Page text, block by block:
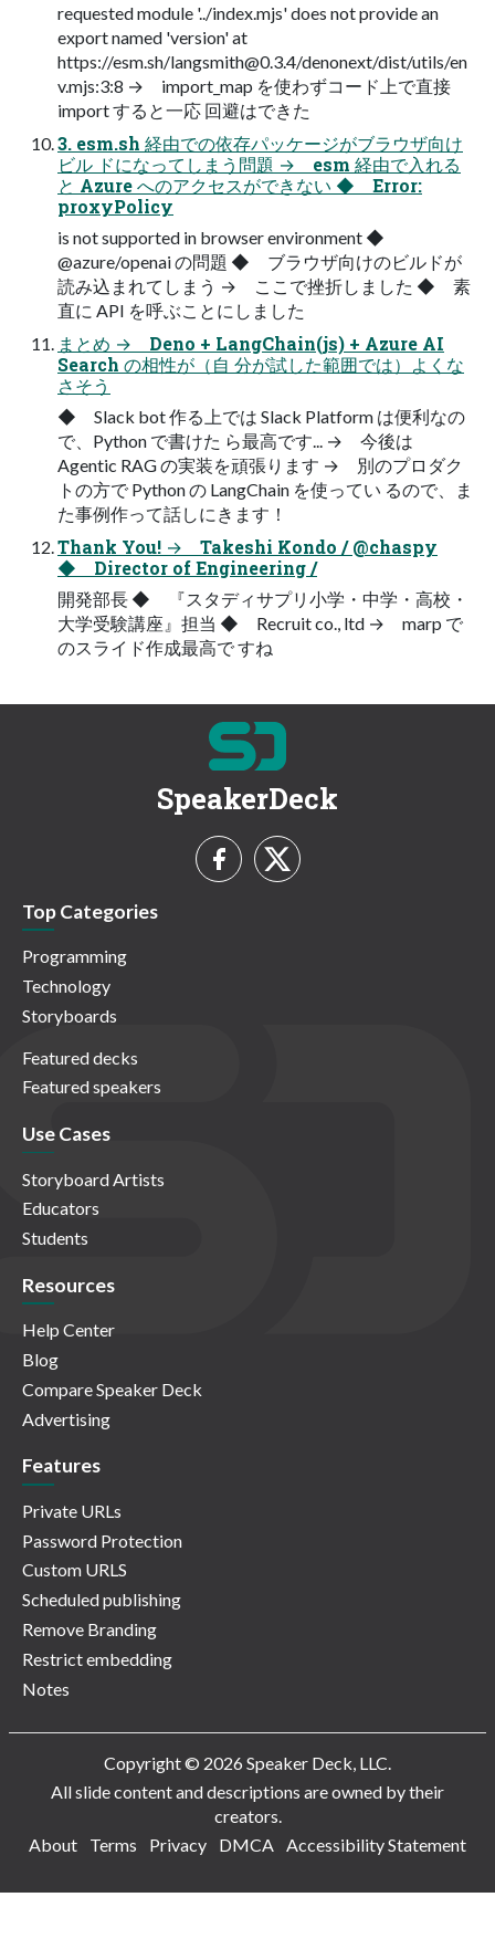
requested module '../index.mjs' does not provide an
export named 'version' at
https://esm.sh/langsmith@0.3.4/denonext/dist/utils/en
v.mjs:3:8 → import_map を使わずコード上で直接
import すると一応 回避はできた
3. esm.sh 経由での依存パッケージがブラウザ向け
ビル ドになってしまう問題 → esm 経由で入れる
と Azure へのアクセスができない ◆ Error:
proxyPolicy
is not supported in browser environment ◆
@azure/openai の問題 ◆ ブラウザ向けのビルドが
読み込まれてしまう → ここで挫折しました ◆ 素
直に API を呼ぶことにしました
まとめ → Deno + LangChain(js) + Azure AI
Search の相性が（自 分が試した範囲では）よくな
さそう
◆ Slack bot 作る上では Slack Platform は便利なの
で、Python で書けた ら最高です... → 今後は
Agentic RAG の実装を頑張ります → 別のプロダク
トの方で Python の LangChain を使ってい るので、ま
た事例作って話しにきます！
Thank You! → Takeshi Kondo / @chaspy
◆ Director of Engineering /
開発部長 ◆ 『スタディサプリ小学・中学・高校・
大学受験講座』担当 ◆ Recruit co., ltd → marp で
のスライド作成最高で すね
SpeakerDeck
Top Categories
Programming
Technology
Storyboards
Featured decks
Featured speakers
Use Cases
Storyboard Artists
Educators
Students
Resources
Help Center
Blog
Compare Speaker Deck
Advertising
Features
Private URLs
Password Protection
Custom URLS
Scheduled publishing
Remove Branding
Restrict embedding
Notes
Copyright © 2026 Speaker Deck, LLC.
All slide content and descriptions are owned by their
creators.
About
Terms Privacy DMCA Accessibility Statement